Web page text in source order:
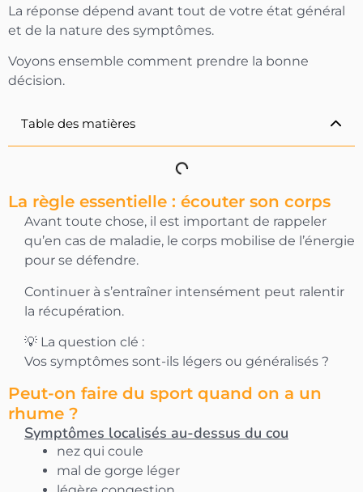
-10% OFFERTS
Sur votre première commande
En vous inscrivant vous acceptez de recevoir
nos communications
La réponse dépend avant tout de votre état général
et de la nature des symptômes.
Voyons ensemble comment prendre la bonne
décision.
Table des matières
La règle essentielle : écouter son corps
Avant toute chose, il est important de rappeler
qu’en cas de maladie, le corps mobilise de l’énergie
pour se défendre.
Continuer à s’entraîner intensément peut ralentir
la récupération.
💡 La question clé :
Vos symptômes sont-ils légers ou généralisés ?
Peut-on faire du sport quand on a un
rhume ?
Symptômes localisés au-dessus du cou
nez qui coule
mal de gorge léger